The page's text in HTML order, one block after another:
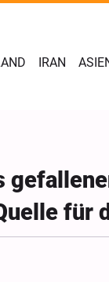
IRAN
für